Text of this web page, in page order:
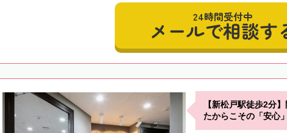
24時間受付中
メールで相談す
【新松戸駅徒歩2分
たからこその「安心